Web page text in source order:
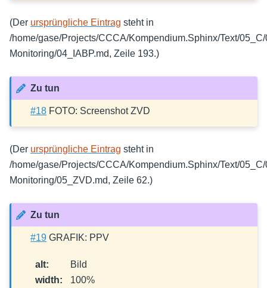
(Der ursprüngliche Eintrag steht in
/home/gase/Projects/CCCA/Kompendium.Sphinx/Text/
Monitoring/04_IABP.md, Zeile 193.)
Zu tun
#18 FOTO: Screenshot ZVD
(Der ursprüngliche Eintrag steht in
/home/gase/Projects/CCCA/Kompendium.Sphinx/Text/
Monitoring/05_ZVD.md, Zeile 62.)
Zu tun
#19 GRAFIK: PPV
alt:
Bild
width: 100%